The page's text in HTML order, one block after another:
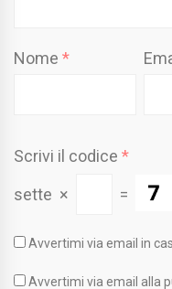
Nome *
Scrivi il codice *
sette × =
Avvertimi via email in
Avvertimi via email alla